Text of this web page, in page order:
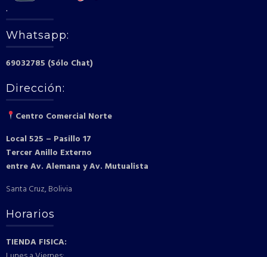
.
Whatsapp:
69032785 (Sólo Chat)
Dirección:
Centro Comercial Norte
Local 525 – Pasillo 17
Tercer Anillo Externo
entre Av. Alemana y Av. Mutualista
Santa Cruz, Bolivia
Horarios
TIENDA FISICA: